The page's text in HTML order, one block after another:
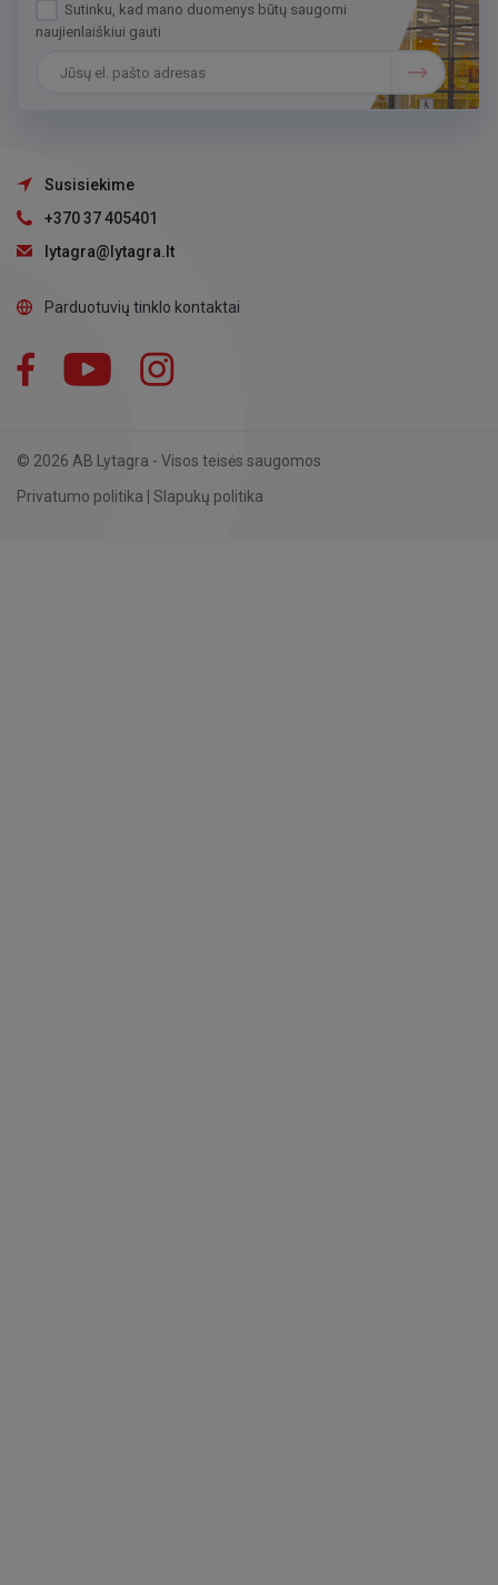
Sutinku, kad mano duomenys būtų saugomi
naujienlaiškiui gauti
Susisiekime
+370 37 405401
lytagra@lytagra.lt
Parduotuvių tinklo kontaktai
Facebook YouTube
© 2026 AB Lytagra - Visos teisės saugomos
Privatumo politika
Slapukų politika